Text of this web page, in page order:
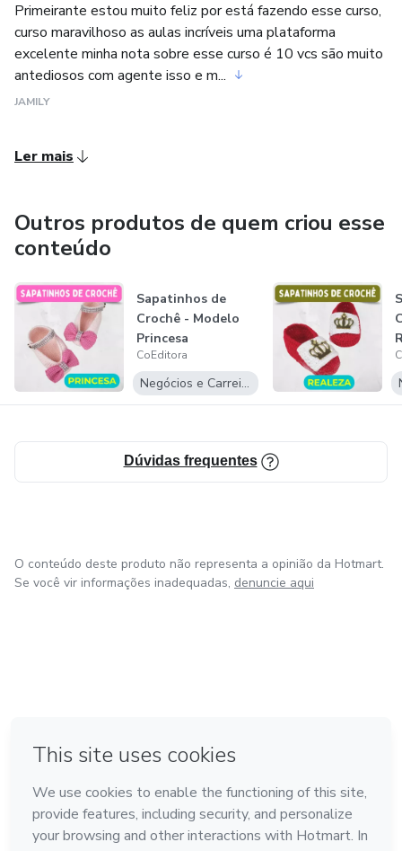
Primeirante estou muito feliz por está fazendo esse curso,
curso maravilhoso as aulas incríveis uma plataforma
excelente minha nota sobre esse curso é 10 vcs são muito
antediosos com agente isso e m...
JAMILY
Ler mais
Outros produtos de quem criou esse
conteúdo
Sapatinhos de
Crochê - Modelo
Princesa
CoEditora
Negócios e Carreira
Dúvidas frequentes
O conteúdo deste produto não representa a opinião da Hotmart.
Se você vir informações inadequadas, denuncie aqui
Feito com ❤ em Bogotá